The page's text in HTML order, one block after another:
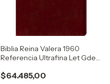
Biblia Reina Valera 1960
Referencia Ultrafina Let Gde
$64.485,00